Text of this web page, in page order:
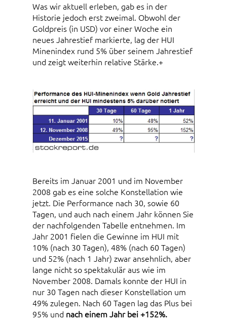
Was wir aktuell erleben, gab es in der
Historie jedoch erst zweimal. Obwohl der
Goldpreis (in USD) vor einer Woche ein
neues Jahrestief markierte, lag der HUI
Minenindex rund 5% über seinem Jahrestief
und zeigt weiterhin relative Stärke.+
Bereits im Januar 2001 und im November
2008 gab es eine solche Konstellation wie
jetzt. Die Performance nach 30, sowie 60
Tagen, und auch nach einem Jahr können Sie
der nachfolgenden Tabelle entnehmen. Im
Jahr 2001 fielen die Gewinne im HUI mit
10% (nach 30 Tagen), 48% (nach 60 Tagen)
und 52% (nach 1 Jahr) zwar ansehnlich, aber
lange nicht so spektakulär aus wie im
November 2008. Damals konnte der HUI in
nur 30 Tagen nach dieser Konstellation um
49% zulegen. Nach 60 Tagen lag das Plus bei
95% und nach einem Jahr bei +152%.